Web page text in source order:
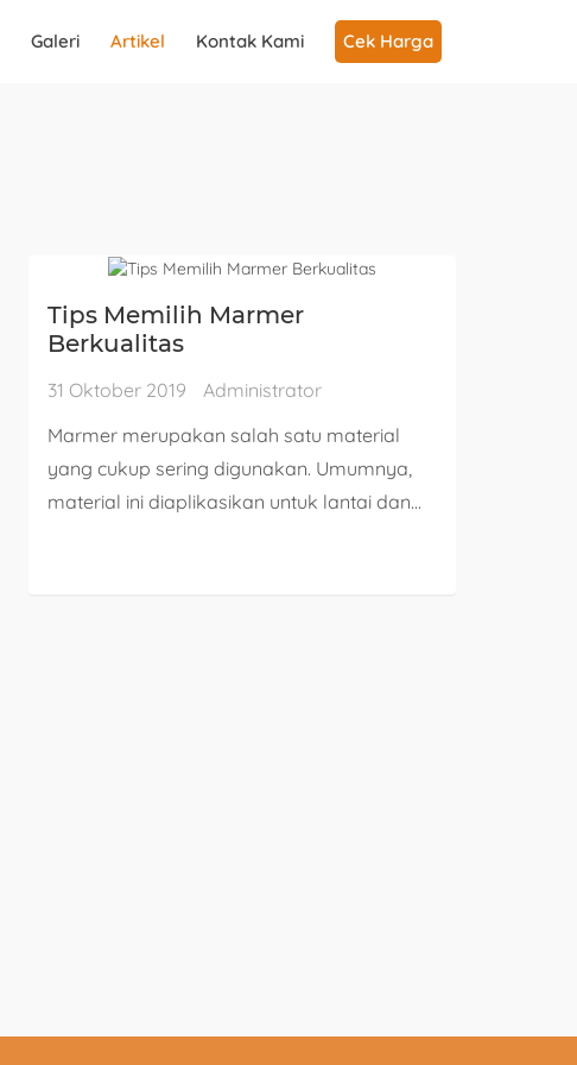
Galeri Artikel Kontak Kami Cek Harga
Tips Memilih Marmer
Berkualitas
31 Oktober 2019
Administrator
Marmer merupakan salah satu material
yang cukup sering digunakan. Umumnya,
material ini diaplikasikan untuk lantai dan...